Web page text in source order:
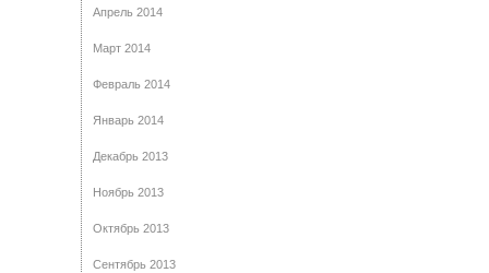
Апрель 2014
Март 2014
Февраль 2014
Январь 2014
Декабрь 2013
Ноябрь 2013
Октябрь 2013
Сентябрь 2013